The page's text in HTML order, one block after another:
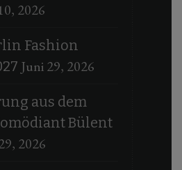
2026
Fashion
Juni 29, 2026
aus dem
Bülent
2026